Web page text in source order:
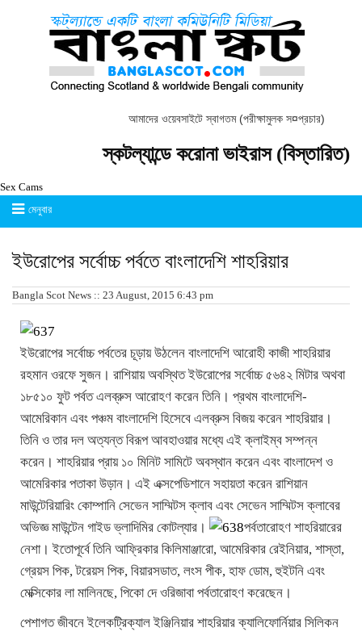
আমাদের ওয়েবসাইটে স্বাগতম (পরীক্ষামুলক স¤প্রচার)
স্কটল্যান্ডে করোনা ভাইরাস (বিস্তারিত)
Sex Cams
মেনুবার
ইউরোপের সর্বোচ্চ পর্বতে বাংলাদেশি শাহরিয়ার
Bangla Scot News :: 23 August, 2015 6:43 pm
ইউরোপের সর্বোচ্চ পর্বতের চূড়ায় উঠলেন বাংলাদেশি আরোহী কাজী শাহরিয়ার
রহমান ওরফে সুজন। রাশিয়ায় অবস্থিত ইউরোপের সর্বোচ্চ ৫৬৪২ মিটার অথবা
১৮৫১০ ফুট পর্বত এলব্রুস আরোহণ করেন তিনি। প্রথম বাংলাদেশি-
আমেরিকান এবং পঞ্চম বাংলাদেশি হিসেবে এলব্রুস বিজয় করেন শাহরিয়ার।
তিনি ও তার দল অত্যন্ত বিরূপ আবহাওয়ার মধ্যে এই ক্লাইম্ব সম্পন্ন
করেন। শাহরিয়ার প্রায় ১০ মিনিট সামিটে অবস্থান করেন এবং বাংলাদেশ ও
আমেরিকার পতাকা উড়ান। এই এক্সপেডিশানে সহায়তা করেন রাশিয়ান
মাউন্টেরিয়ারিং কোম্পানি সেভেন সাম্মিটস ক্লাব এবং সেভেন সাম্মিটস ক্লাবের
অভিজ্ঞ মাউন্টেন গাইড ভ্লাদিমির কোটল্যার।
পর্বতারোহণ শাহরিয়ারের
নেশা। ইতোপূর্বে তিনি আফ্রিকার কিলিমাঞ্জারো, আমেরিকার রেইনিয়ার, শাস্তা,
গ্রেয়স পিক, টরেয়স পিক, বিয়ারসডাত, লংস পীক, হাফ ডোম, হুইটনি এবং
মেক্সিকোর লা মালিনছে, পিকো দে ওরিজাবা পর্বতারোহণ করেছেন।
পেশাগত জীবনে ইলেকট্রিক্যাল ইঞ্জিনিয়ার শাহরিয়ার ক্যালিফোর্নিয়ার সিলিকন